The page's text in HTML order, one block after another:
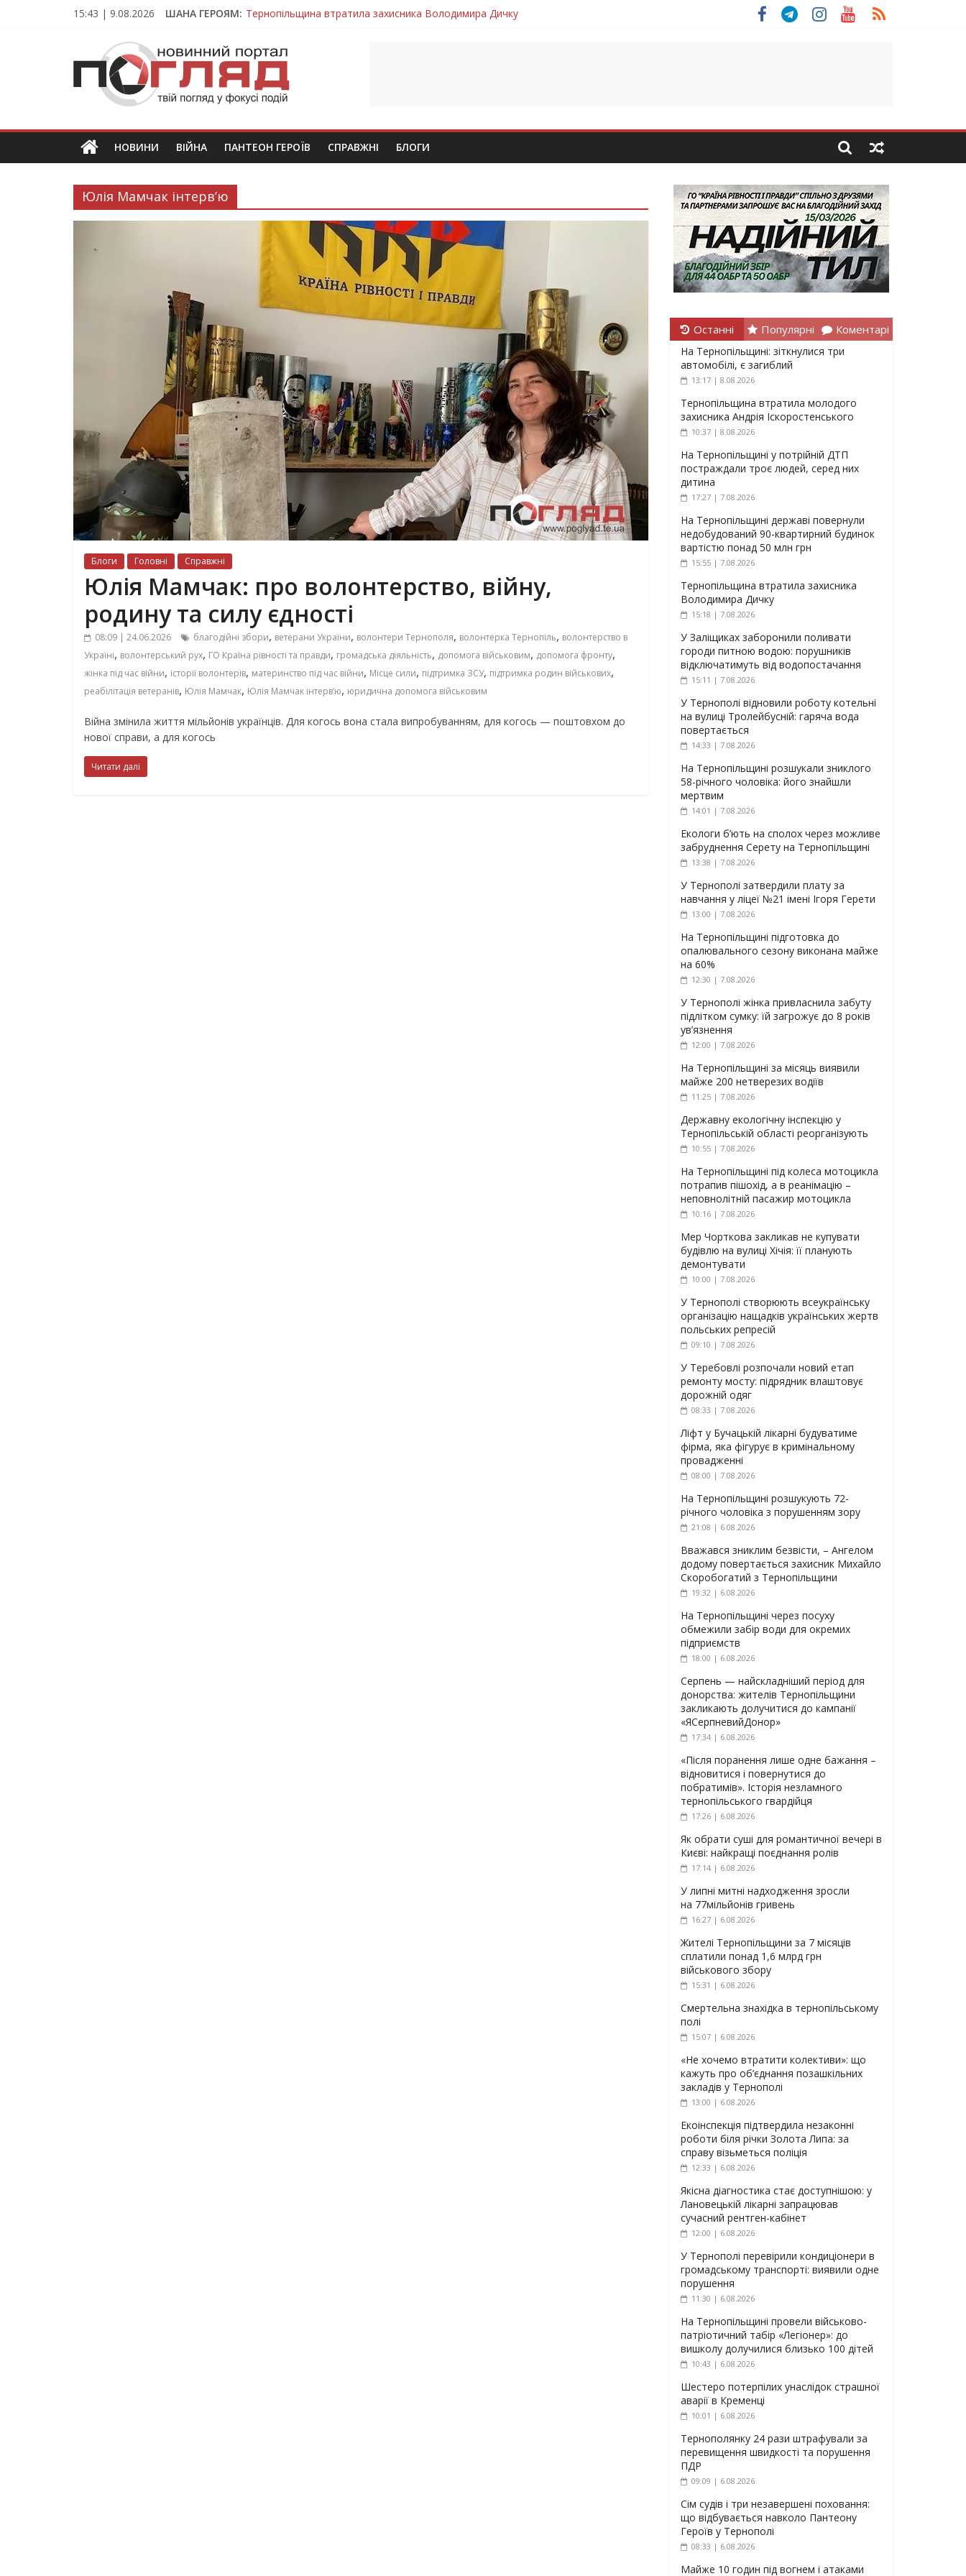
15:43 | 9.08.2026 ШАНА ГЕРОЯМ: Тернопільщина втратила захисника Володимира Дичку
На війні загинув молодий захисник Дмитро Березко з Тернопільщини
Тернопільщина втратила захисника Володимира Вельму
Тернопільщина втратила молодого захисника Андрія Іскоростенського
ПОГЛЯД
Новини
Тернополя.
новини
та
НОВИНИ ВІЙНА ПАНТЕОН ГЕРОЇВ СПРАВЖНІ БЛОГИ
Юлія Мамчак інтерв’ю
Блоги Головні Справжні
Юлія Мамчак: про волонтерство, війну,
родину та силу єдності
08:09 | 24.06.2026 благодійні збори, ветерани України, волонтери Тернополя, волонтерка Тернопіль, волонтерство в
Україні, волонтерський рух, ГО Країна рівності та правди, громадська діяльність, допомога військовим, допомога фронту,
жінка під час війни, історії волонтерів, материнство під час війни, Місце сили, підтримка ЗСУ, підтримка родин військових,
реабілітація ветеранів, Юлія Мамчак, Юлія Мамчак інтерв’ю, юридична допомога військовим
Війна змінила життя мільйонів українців. Для когось вона стала випробуванням, для когось — поштовхом до
нової справи, а для когось
Читати далі
Останні Популярні Коментарі
На Тернопільщині: зіткнулися три
автомобілі, є загиблий
13:17 | 8.08.2026
Тернопільщина втратила молодого
захисника Андрія Іскоростенського
10:37 | 8.08.2026
На Тернопільщині у потрійній ДТП
постраждали троє людей, серед них
дитина
17:27 | 7.08.2026
На Тернопільщині державі повернули
недобудований 90-квартирний будинок
вартістю понад 50 млн грн
15:55 | 7.08.2026
Тернопільщина втратила захисника
Володимира Дичку
15:18 | 7.08.2026
У Заліщиках заборонили поливати
городи питною водою: порушників
відключатимуть від водопостачання
15:11 | 7.08.2026
У Тернополі відновили роботу котельні
на вулиці Тролейбусній: гаряча вода
повертається
14:33 | 7.08.2026
На Тернопільщині розшукали зниклого
58-річного чоловіка: його знайшли
мертвим
14:01 | 7.08.2026
Екологи б’ють на сполох через можливе
забруднення Серету на Тернопільщині
13:38 | 7.08.2026
У Тернополі затвердили плату за
навчання у ліцеї №21 імені Ігоря Герети
13:00 | 7.08.2026
На Тернопільщині підготовка до
опалювального сезону виконана майже
на 60%
12:30 | 7.08.2026
У Тернополі жінка привласнила забуту
підлітком сумку: їй загрожує до 8 років
ув’язнення
12:00 | 7.08.2026
На Тернопільщині за місяць виявили
майже 200 нетверезих водіїв
11:25 | 7.08.2026
Державну екологічну інспекцію у
Тернопільській області реорганізують
10:55 | 7.08.2026
На Тернопільщині під колеса мотоцикла
потрапив пішохід, а в реанімацію –
неповнолітній пасажир мотоцикла
10:16 | 7.08.2026
Мер Чорткова закликав не купувати
будівлю на вулиці Хічія: її планують
демонтувати
10:00 | 7.08.2026
У Тернополі створюють всеукраїнську
організацію нащадків українських жертв
польських репресій
09:10 | 7.08.2026
У Теребовлі розпочали новий етап
ремонту мосту: підрядник влаштовує
дорожній одяг
08:33 | 7.08.2026
Ліфт у Бучацькій лікарні будуватиме
фірма, яка фігурує в кримінальному
провадженні
08:00 | 7.08.2026
На Тернопільщині розшукують 72-
річного чоловіка з порушенням зору
21:08 | 6.08.2026
Вважався зниклим безвісти, – Ангелом
додому повертається захисник Михайло
Скоробогатий з Тернопільщини
19:32 | 6.08.2026
На Тернопільщині через посуху
обмежили забір води для окремих
підприємств
18:00 | 6.08.2026
Серпень — найскладніший період для
донорства: жителів Тернопільщини
закликають долучитися до кампанії
«ЯСерпневийДонор»
17:34 | 6.08.2026
«Після поранення лише одне бажання –
відновитися і повернутися до
побратимів». Історія незламного
тернопільського гвардійця
17:26 | 6.08.2026
Як обрати суші для романтичної вечері в
Києві: найкращі поєднання ролів
17:14 | 6.08.2026
У липні митні надходження зросли
на 77мільйонів гривень
16:27 | 6.08.2026
Жителі Тернопільщини за 7 місяців
сплатили понад 1,6 млрд грн
військового збору
15:31 | 6.08.2026
Смертельна знахідка в тернопільському
полі
15:07 | 6.08.2026
«Не хочемо втратити колективи»: що
кажуть про об’єднання позашкільних
закладів у Тернополі
13:00 | 6.08.2026
Екоінспекція підтвердила незаконні
роботи біля річки Золота Липа: за
справу візьметься поліція
12:33 | 6.08.2026
Якісна діагностика стає доступнішою: у
Лановецькій лікарні запрацював
сучасний рентген-кабінет
12:00 | 6.08.2026
У Тернополі перевірили кондиціонери в
громадському транспорті: виявили одне
порушення
11:30 | 6.08.2026
На Тернопільщині провели військово-
патріотичний табір «Легіонер»: до
вишколу долучилися близько 100 дітей
10:43 | 6.08.2026
Шестеро потерпілих унаслідок страшної
аварії в Кременці
10:01 | 6.08.2026
Тернополянку 24 рази штрафували за
перевищення швидкості та порушення
ПДР
09:09 | 6.08.2026
Сім судів і три незавершені поховання:
що відбувається навколо Пантеону
Героїв у Тернополі
08:33 | 6.08.2026
Майже 10 годин під вогнем і атаками